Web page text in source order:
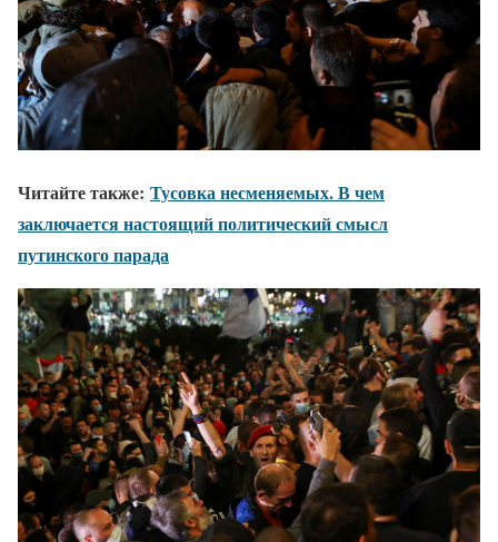
Читайте также: Тусовка несменяемых. В чем
заключается настоящий политический смысл
путинского парада